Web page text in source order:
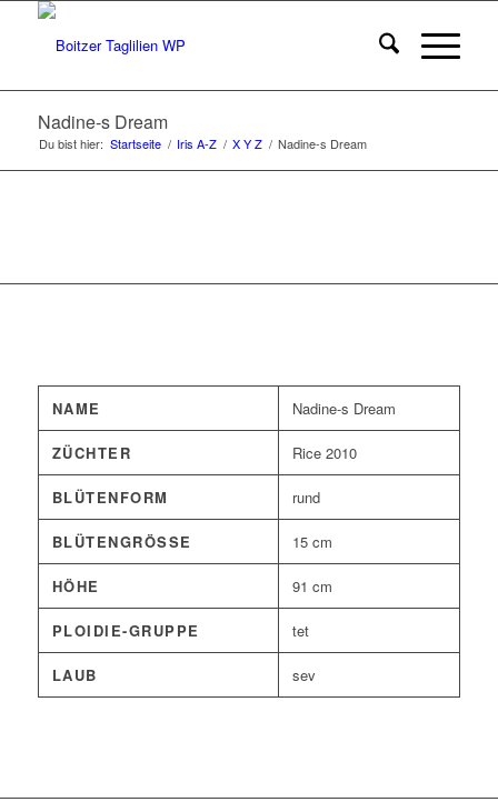
Nadine-s Dream
Du bist hier: Startseite / Iris A-Z / X Y Z / Nadine-s Dream
NAME Nadine-s Dream
ZÜCHTER Rice 2010
BLÜTENFORM rund
BLÜTENGRÖSSE 15 cm
HÖHE 91 cm
PLOIDIE-GRUPPE tet
LAUB sev